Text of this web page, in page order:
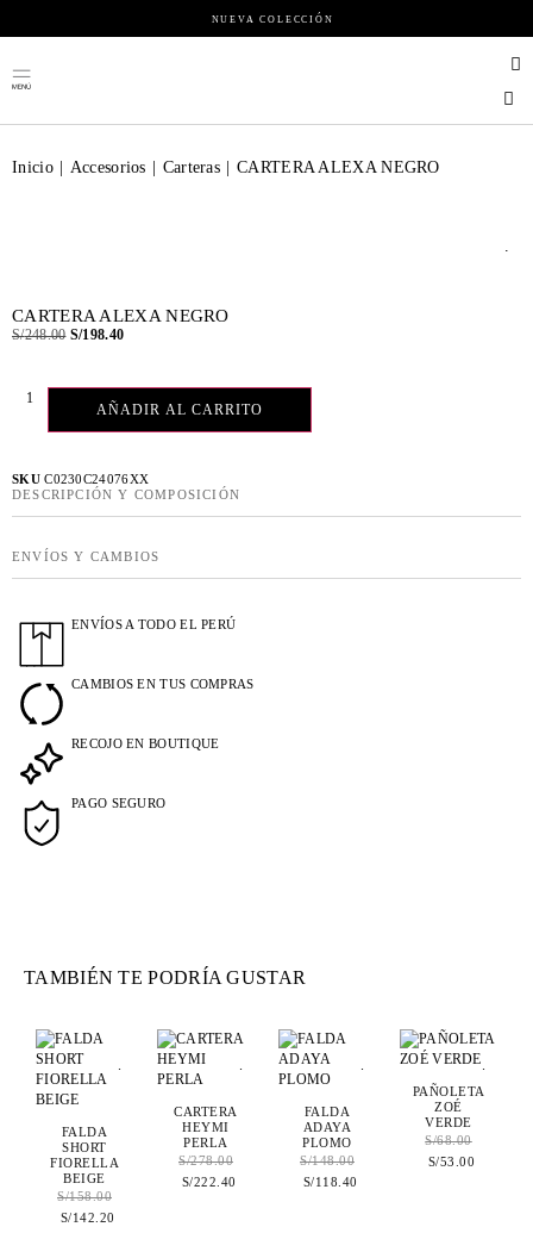
NUEVA COLECCIÓN
Inicio Accesorios Carteras CARTERA ALEXA NEGRO
.
CARTERA ALEXA NEGRO
S/248.00 S/198.40
AÑADIR AL CARRITO
SKUC0230C24076XX
DESCRIPCIÓN Y COMPOSICIÓN
ENVÍOS Y CAMBIOS
ENVÍOS A TODO EL PERÚ
CAMBIOS EN TUS COMPRAS
RECOJO EN BOUTIQUE
PAGO SEGURO
TAMBIÉN TE PODRÍA GUSTAR
FALDA
SHORT
FIORELLA
BEIGE
S/158.00
S/142.20
CARTERA
HEYMI
PERLA
S/278.00
S/222.40
FALDA
ADAYA
PLOMO
S/148.00
S/118.40
PAÑOLETA
ZOÉ
VERDE
S/68.00
S/53.00